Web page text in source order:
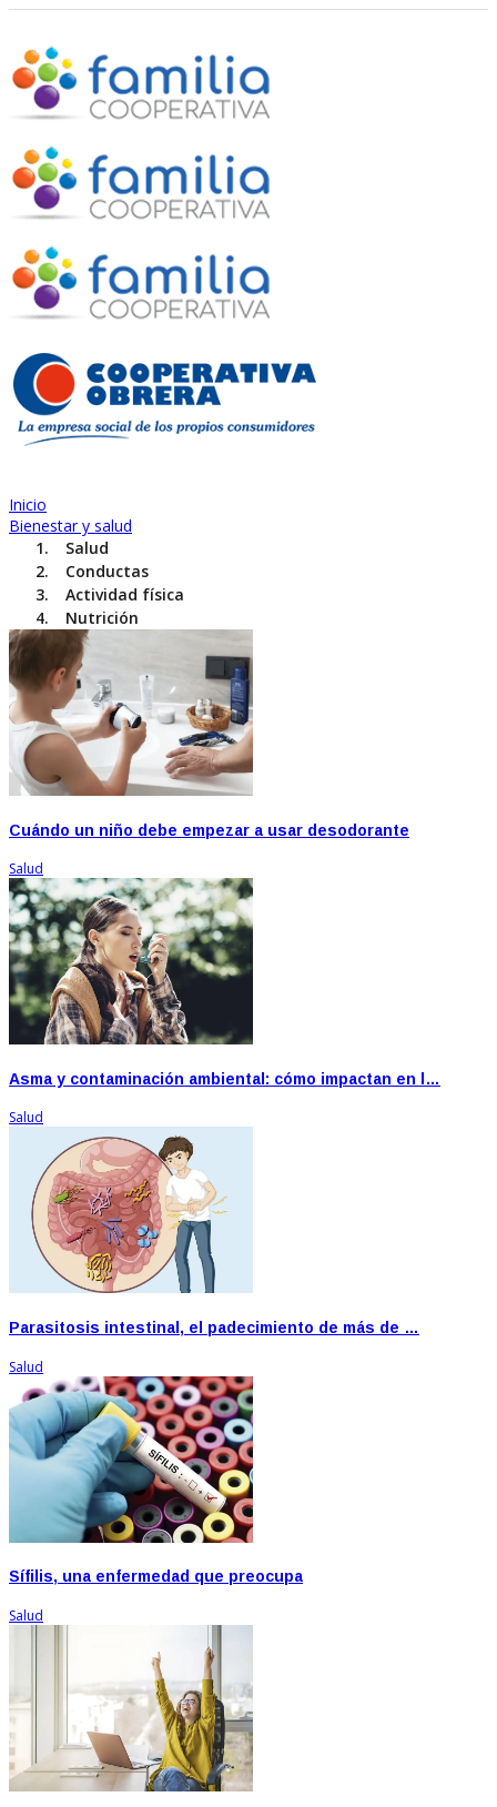
Inicio
Bienestar y salud
Salud
Conductas
Actividad física
Nutrición
Cuándo un niño debe empezar a usar desodorante
Salud
Asma y contaminación ambiental: cómo impactan en l…
Salud
Parasitosis intestinal, el padecimiento de más de …
Salud
Sífilis, una enfermedad que preocupa
Salud